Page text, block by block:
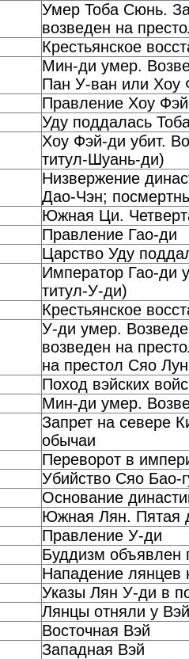
Умер Тоба Сюнь.
возведен на
Крестьянское
Мин-ди умер.
Пан У-ван или Хоу
Правление Хоу
Уду поддалась
Хоу Фэй-ди убит.
титул-Шуань-ди)
Низвержение
Дао-Чэн;
Южная Ци.
Правление Гао-ди
Царство Уду
Император Гао-ди
титул-У-ди)
Крестьянское
У-ди умер.
возведен на
на престол Сяо
Поход вэйских
Мин-ди умер.
Запрет на севере
обычаи
Переворот в
Убийство Сяо Бао-
Основание
Южная Лян. Пятая
Правление У-ди
Буддизм объявлен
Нападение лянцев
Указы Лян У-ди в
Лянцы отняли у
Восточная Вэй
Западная Вэй